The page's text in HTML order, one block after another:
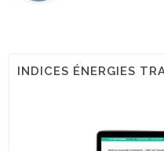
INDICES ÉNERGIES